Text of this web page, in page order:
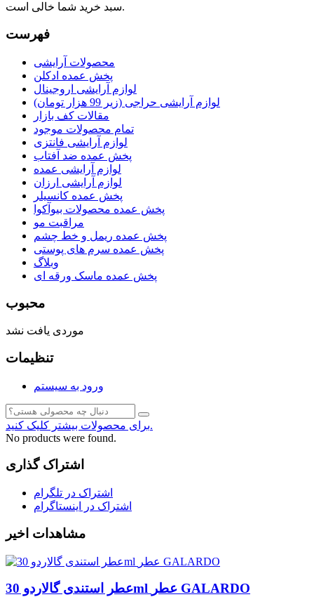
سبد خرید شما خالی است.
فهرست
محصولات آرایشی
پخش عمده ادکلن
لوازم آرایشی اروجینال
لوازم آرایشی حراجی (زیر 99 هزار تومان)
مقالات کف بازار
تمام محصولات موجود
لوازم آرایشی فانتزی
پخش عمده ضد آفتاب
لوازم آرایشی عمده
لوازم آرایشی ارزان
پخش عمده کانسیلر
پخش عمده محصولات بیوآکوا
مراقبت مو
پخش عمده ریمل و خط چشم
پخش عمده سرم های پوستی
وبلاگ
پخش عمده ماسک ورقه ای
محبوب
موردی یافت نشد
تنظیمات
ورود به سیستم
برای محصولات بیشتر کلیک کنید.
No products were found.
اشتراک گذاری
اشتراک در تلگرام
اشتراک در اینستاگرام
مشاهدات اخیر
عطر استندی گالاردو 30ml عطر GALARDO